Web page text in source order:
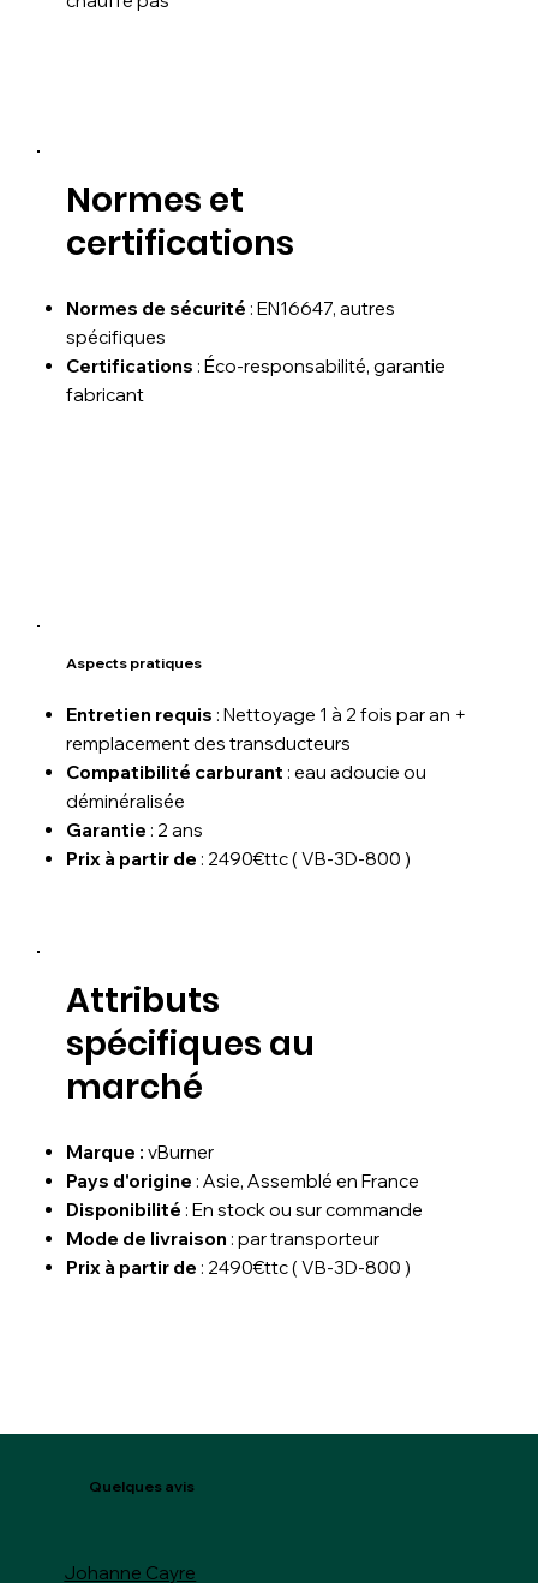
Normes et
certifications
Normes de sécurité : EN16647, autres
spécifiques
Certifications : Éco-responsabilité, garantie
fabricant
Aspects pratiques
Entretien requis : Nettoyage 1 à 2 fois par an +
remplacement des transducteurs
Compatibilité carburant : eau adoucie ou
déminéralisée
Garantie : 2 ans
Prix à partir de : 2490€ttc ( VB-3D-800 )
Attributs
spécifiques au
marché
Marque : vBurner
Pays d'origine : Asie, Assemblé en France
Disponibilité : En stock ou sur commande
Mode de livraison : par transporteur
Prix à partir de : 2490€ttc ( VB-3D-800 )
Quelques avis
Johanne Cayre